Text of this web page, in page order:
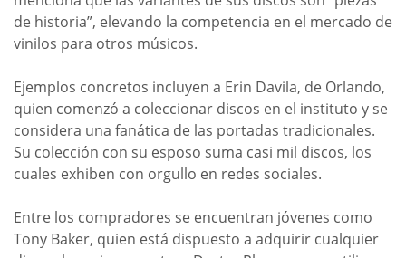
de historia”, elevando la competencia en el mercado de
vinilos para otros músicos.
Ejemplos concretos incluyen a Erin Davila, de Orlando,
quien comenzó a coleccionar discos en el instituto y se
considera una fanática de las portadas tradicionales.
Su colección con su esposo suma casi mil discos, los
cuales exhiben con orgullo en redes sociales.
Entre los compradores se encuentran jóvenes como
Tony Baker, quien está dispuesto a adquirir cualquier